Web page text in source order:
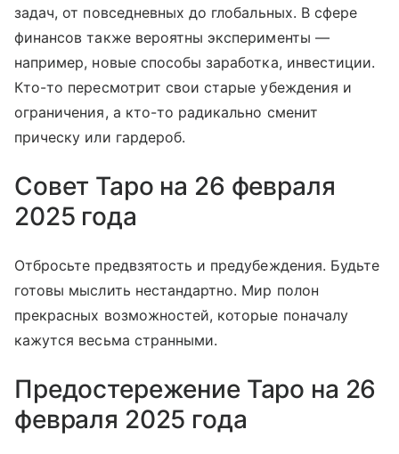
задач, от повседневных до глобальных. В сфере
финансов также вероятны эксперименты —
например, новые способы заработка, инвестиции.
Кто-то пересмотрит свои старые убеждения и
ограничения, а кто-то радикально сменит
прическу или гардероб.
Совет Таро на 26 февраля
2025 года
Отбросьте предвзятость и предубеждения. Будьте
готовы мыслить нестандартно. Мир полон
прекрасных возможностей, которые поначалу
кажутся весьма странными.
Предостережение Таро на 26
февраля 2025 года